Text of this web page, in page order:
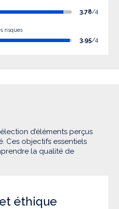
3.78/4
risques
3.95/4
d’éléments perçus
Ces objectifs essentiels
la qualité de
éthique